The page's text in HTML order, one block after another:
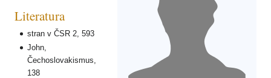
Literatura
stran v ČSR 2, 593
John,
Čechoslovakismus,
138